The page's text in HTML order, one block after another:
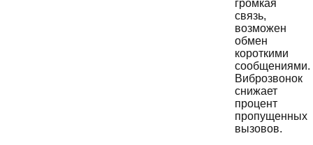
громкая
связь,
возможен
обмен
короткими
сообщениями.
Виброзвонок
снижает
процент
пропущенных
вызовов.